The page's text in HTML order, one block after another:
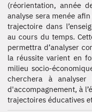
(réorientation, année
analyse sera menée
trajectoire dans
au cours du temps.
permettra d’analyser
la réussite varient en
milieu socio-
cherchera à analyser
d'accompagnement, à
trajectoires éducatives